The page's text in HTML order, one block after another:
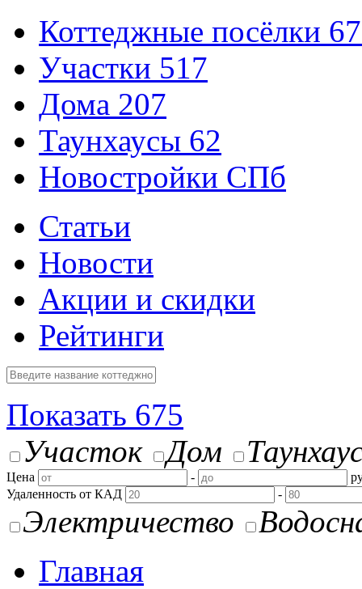
Коттеджные посёлки
Участки 517
Дома 207
Таунхаусы 62
Новостройки СПб
Статьи
Новости
Акции и скидки
Рейтинги
Показать 675
Участок
Дом
Цена -
Удаленность от КАД
-
Электричество
Главная